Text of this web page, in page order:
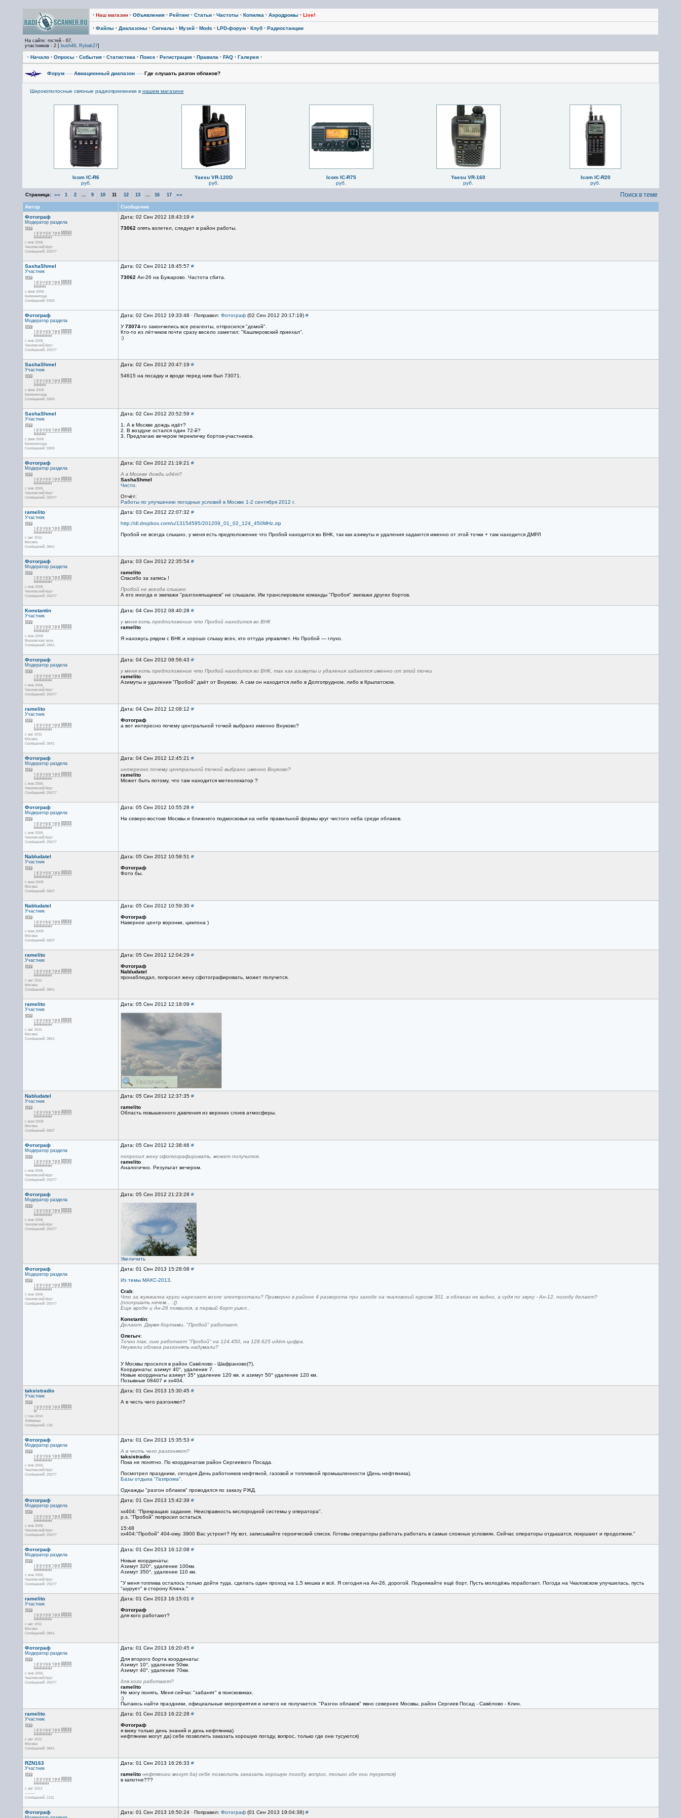
· Наш магазин· Объявления· Рейтинг· Статьи· Частоты · Копилка · Аэродромы · Live!
· Файлы · Диапазоны · Сигналы · Музей· Mods · LPD-форум· Клуб· Радиостанции
На сайте: гостей - 67,
участников - 2 [ bush49, Rybak27]
· Начало· Опросы · События· Статистика · Поиск· Регистрация· Правила · FAQ· Галерея·
Форум —› Авиационный диапазон —›Где слушать разгон облаков?
Широкополосные связные радиоприемники в нашем магазине
Icom IC-R6
руб.
Yaesu VR-120D
руб.
Icom IC-R75
руб.
Yaesu VR-160
руб.
Icom IC-R20
руб.
Страница: «« 1 2 9 10 11 12 13 16 17 »» Поиск в теме
Автор
Сообщение
Фотограф
Модератор раздела
с янв 2006
Чкаловский-Круг
Сообщений: 25077
Дата: 02 Сен 2012 18:43:19 #
73062 опять взлетел, следует в район работы.
SashaShmel
Участник
с фев 2006
Калининград
Сообщений: 5900
Дата: 02 Сен 2012 18:45:57 #
73062 Ан-26 на Бужарово. Частота сбита.
Фотограф
Модератор раздела
с янв 2006
Чкаловский-Круг
Сообщений: 25077
Дата: 02 Сен 2012 19:33:48 · Поправил: Фотограф(02 Сен 2012 20:17:19) #
У73074-го закончились все реагенты, отпросился "домой".
Кто-то из лётчиков почти сразу весело заметил: "Кашпировский приехал".
:)
SashaShmel
Участник
с фев 2006
Калининград
Сообщений: 5900
Дата: 02 Сен 2012 20:47:19 #
54615 на посадку и вроде перед ним был 73071.
SashaShmel
Участник
с фев 2006
Калининград
Сообщений: 5900
Дата: 02 Сен 2012 20:52:59 #
1. А в Москве дождь идёт?
2. В воздухе остался один 72-й?
3. Предлагаю вечером перекличку бортов-участников.
Фотограф
Модератор раздела
с янв 2006
Чкаловский-Круг
Сообщений: 25077
Дата: 02 Сен 2012 21:19:21 #
А в Москве дождь идёт?
SashaShmel
Чисто.
Отчёт:
Работы по улучшению погодных условий в Москве 1-2 сентября 2012 г.
ramelito
Участник
с авг 2011
Москва
Сообщений: 3841
Дата: 03 Сен 2012 22:07:32 #
http://dl.dropbox.com/u/13154595/201209_01_02_124_450MHz.zip
Пробой не всегда слышно, у меня есть предположение что Пробой находится во ВНК, так как азимуты и удаления задаются именно от этой точки + там находится ДМРЛ
Фотограф
Модератор раздела
с янв 2006
Чкаловский-Круг
Сообщений: 25077
Дата: 03 Сен 2012 22:35:54 #
ramelito
Спасибо за запись !
Пробой не всегда слышно
А его иногда и экипажи "разгоняльщиков" не слышали. Им транслировали команды "Пробоя" экипажи других бортов.
Konstantin
Участник
с янв 2008
Внуковская зона
Сообщений: 2841
Дата: 04 Сен 2012 08:40:28 #
у меня есть предположение что Пробой находится во ВНК
ramelito
Я нахожусь рядом с ВНК и хорошо слышу всех, кто оттуда управляет. Но Пробой — глухо.
Фотограф
Модератор раздела
с янв 2006
Чкаловский-Круг
Сообщений: 25077
Дата: 04 Сен 2012 08:56:43 #
у меня есть предположение что Пробой находится во ВНК, так как азимуты и удаления задаются именно от этой точки
ramelito
Азимуты и удаления "Пробой" даёт от Внуково. А сам он находится либо в Долгопрудном, либо в Крылатском.
ramelito
Участник
с авг 2011
Москва
Сообщений: 3841
Дата: 04 Сен 2012 12:08:12 #
Фотограф
а вот интересно почему центральной точкой выбрано именно Внуково?
Фотограф
Модератор раздела
с янв 2006
Чкаловский-Круг
Сообщений: 25077
Дата: 04 Сен 2012 12:45:21 #
интересно почему центральной точкой выбрано именно Внуково?
ramelito
Может быть потому, что там находится метеолокатор ?
Фотограф
Модератор раздела
с янв 2006
Чкаловский-Круг
Сообщений: 25077
Дата: 05 Сен 2012 10:55:28 #
На северо-востоке Москвы и ближнего подмосковья на небе правильной формы круг чистого неба среди облаков.
Nabludatel
Участник
с мая 2009
Москва
Сообщений: 6837
Дата: 05 Сен 2012 10:58:51 #
Фотограф
Фото бы.
Nabludatel
Участник
с мая 2009
Москва
Сообщений: 6837
Дата: 05 Сен 2012 10:59:30 #
Фотограф
Наверное центр воронки, циклона )
ramelito
Участник
с авг 2011
Москва
Сообщений: 3841
Дата: 05 Сен 2012 12:04:29 #
Фотограф
Nabludatel
пронаблюдал, попросил жену сфотографировать, может получится.
ramelito
Участник
с авг 2011
Москва
Сообщений: 3841
Дата: 05 Сен 2012 12:18:09 #
Nabludatel
Участник
с мая 2009
Москва
Сообщений: 6837
Дата: 05 Сен 2012 12:37:35 #
ramelito
Область повышенного давления из верхних слоев атмосферы.
Фотограф
Модератор раздела
с янв 2006
Чкаловский-Круг
Сообщений: 25077
Дата: 05 Сен 2012 12:38:46 #
попросил жену сфотографировать, может получится.
ramelito
Аналогично. Результат вечером.
Фотограф
Модератор раздела
с янв 2006
Чкаловский-Круг
Сообщений: 25077
Дата: 05 Сен 2012 21:23:28 #
Увеличить
Фотограф
Модератор раздела
с янв 2006
Чкаловский-Круг
Сообщений: 25077
Дата: 01 Сен 2013 15:28:08 #
Из темы МАКС-2013
Crab:
Что за жужжалка круги нарезает возле электростали? Примерно в районе 4 разворота при заходе на чкаловский курсом 301. в облаках не видно, а судя по звуку - Ан-12. погоду делает?
(послушать нечем... :()
Еще вроде и Ан-26 появился, а первый борт ушел..
Konstantin:
Делают. Двумя бортами. "Пробой" работает.
Олегыч:
Точно так, сию работает "Пробой" на 124.450, на 128.625 идёт цифра.
Неужели облака разгонять надумали?
У Москвы просился в район Савёлово - Шафраново(?).
Координаты: азимут 40°, удаление 7.
Новые координаты азимут 35° удаление 120 км. и азимут 50° удаление 120 км.
Позывные 08407 и хх404.
taksistradio
Участник
с сен 2010
Люберцы
Сообщений: 130
Дата: 01 Сен 2013 15:30:45 #
А в честь чего разгоняют?
Фотограф
Модератор раздела
с янв 2006
Чкаловский-Круг
Сообщений: 25077
Дата: 01 Сен 2013 15:35:53 #
А в честь чего разгоняют?
taksistradio
Пока не понятно. По координатам район Сергиевого Посада.
Посмотрел праздники, сегодня День работников нефтяной, газовой и топливной промышленности (День нефтяника).
Базы отдыха "Газпрома".
Однажды "разгон облаков" проводился по заказу РЖД.
Фотограф
Модератор раздела
с янв 2006
Чкаловский-Круг
Сообщений: 25077
Дата: 01 Сен 2013 15:42:39 #
хх404: "Прекращаю задание. Неисправность кислородной системы у оператора".
p.s. "Пробой" попросил остаться.
15:48
хх404:"Пробой" 404-ому. 3900 Вас устроит? Ну вот, записывайте героический список. Готовы операторы работать работать в самых сложных условиях. Сейчас операторы отдышатся, покушают и продолжим."
Фотограф
Модератор раздела
с янв 2006
Чкаловский-Круг
Сообщений: 25077
Дата: 01 Сен 2013 16:12:08 #
Новые координаты:
Азимут 320°, удаление 100км.
Азимут 350°, удаление 110 км.
"У меня топлива осталось только дойти туда, сделать один проход на 1,5 мешка и всё. Я сегодня на Ан-26, дорогой. Поднимайте ещё борт. Пусть молодёжь поработает. Погода на Чкаловском улучшилась, пусть
"шурует" в сторону Клина."
ramelito
Участник
с авг 2011
Москва
Сообщений: 3841
Дата: 01 Сен 2013 16:15:01 #
Фотограф
для кого работают?
Фотограф
Модератор раздела
с янв 2006
Чкаловский-Круг
Сообщений: 25077
Дата: 01 Сен 2013 16:20:45 #
Для второго борта координаты:
Азимут 10°, удаление 50км.
Азимут 40°, удаление 70км.
для кого работают?
ramelito
Не могу понять. Меня сейчас "забанят" в поисковиках.
:)
Пытаюсь найти праздники, официальные мероприятия и ничего не получается. "Разгон облаков" явно севернее Москвы, район Сергиев Посад - Савёлово - Клин.
ramelito
Участник
с авг 2011
Москва
Сообщений: 3841
Дата: 01 Сен 2013 16:22:28 #
Фотограф
я вижу только день знаний и день нефтяника)
нефтяники могут да) себе позволить заказать хорошую погоду, вопрос, только где они тусуются)
RZN163
Участник
с авг 2012
----------
Сообщений: 1211
Дата: 01 Сен 2013 16:26:33 #
ramelito нефтяники могут да) себе позволить заказать хорошую погоду, вопрос, только где они тусуются)
в капотне???
Фотограф Дата: 01 Сен 2013 16:50:24 · Поправил: Фотограф(01 Сен 2013 19:04:38) #